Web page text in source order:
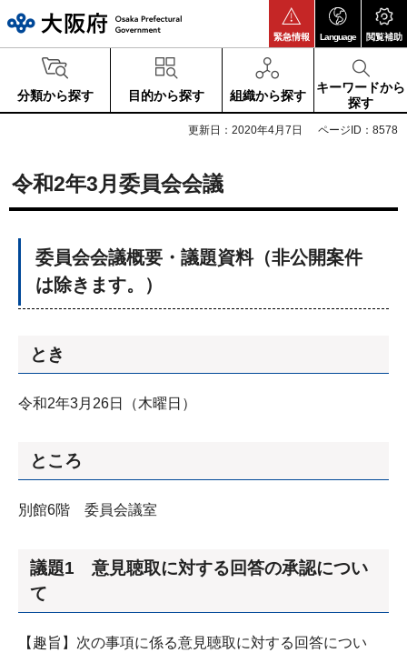
緊急情報 Language 閲覧補助
分類から探す 目的から探す 組織から探す
キーワードから
探す
更新日：2020年4月7日 ページID：8578
令和2年3月委員会会議
委員会会議概要・議題資料（非公開案件
は除きます。）
とき
令和2年3月26日（木曜日）
ところ
別館6階 委員会議室
議題1 意見聴取に対する回答の承認につい
て
【趣旨】次の事項に係る意見聴取に対する回答につい